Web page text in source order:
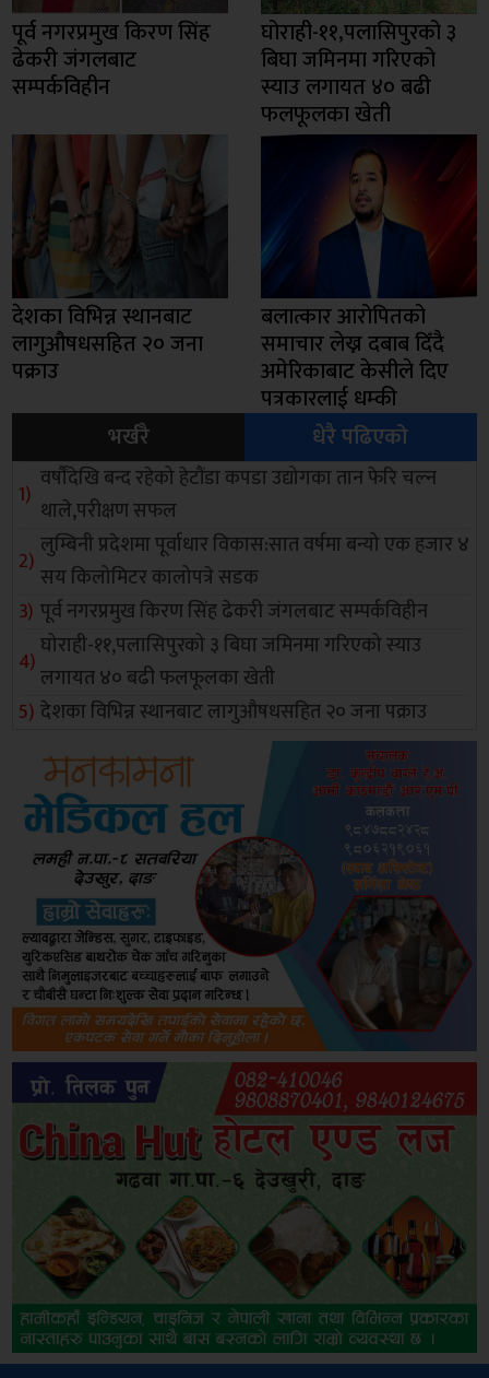
पूर्व नगरप्रमुख किरण सिंह
ढेकरी जंगलबाट
सम्पर्कविहीन
घोराही-११,पलासिपुरको ३
बिघा जमिनमा गरिएको
स्याउ लगायत ४० बढी
फलफूलका खेती
देशका विभिन्न स्थानबाट
लागुऔषधसहित २० जना
पक्राउ
बलात्कार आरोपितको
समाचार लेख्न दबाब दिँदै
अमेरिकाबाट केसीले दिए
पत्रकारलाई धम्की
भर्खरै
धेरै पढिएको
वर्षौंदेखि बन्द रहेको हेटौंडा कपडा उद्योगका तान फेरि चल्न
थाले,परीक्षण सफल
लुम्बिनी प्रदेशमा पूर्वाधार विकास:सात वर्षमा बन्यो एक हजार ४
सय किलोमिटर कालोपत्रे सडक
पूर्व नगरप्रमुख किरण सिंह ढेकरी जंगलबाट सम्पर्कविहीन
घोराही-११,पलासिपुरको ३ बिघा जमिनमा गरिएको स्याउ
लगायत ४० बढी फलफूलका खेती
देशका विभिन्न स्थानबाट लागुऔषधसहित २० जना पक्राउ